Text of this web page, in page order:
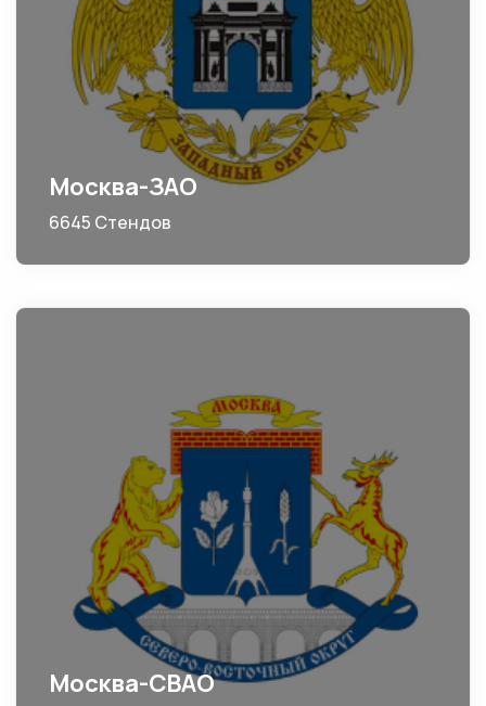
Москва-ЗАО
6645 Стендов
Москва-СВАО